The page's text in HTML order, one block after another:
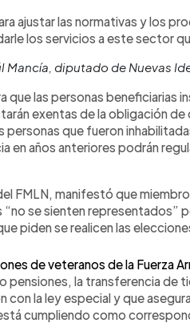
ajustar las normativas y los
los servicios a este sector
Mancía, diputado de Nuevas
que las personas beneficiarias
exentas de la obligación de
personas que fueron
en años anteriores podrán
FMLN, manifestó que
se sienten representados”
piden se realicen las
de veteranos de la Fuerza
pensiones, la transferencia de
la ley especial y que
cumpliendo como